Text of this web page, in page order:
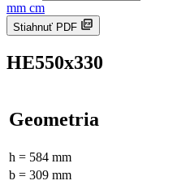
mm cm
Stiahnuť PDF
HE550x330
Geometria
h = 584 mm
b = 309 mm